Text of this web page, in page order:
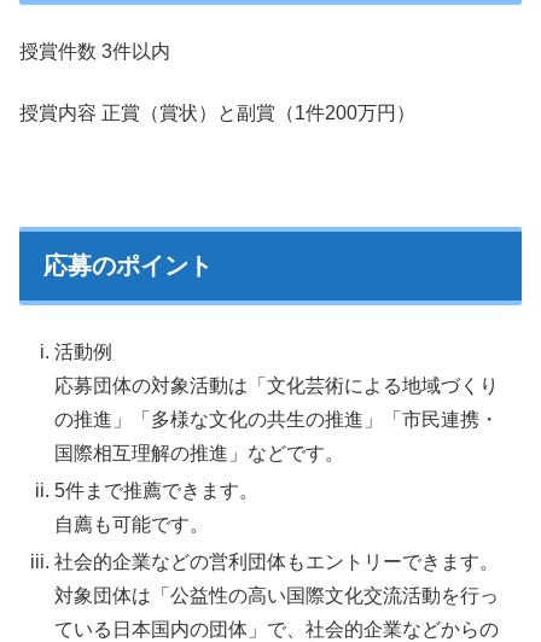
授賞件数 3件以内
授賞内容 正賞（賞状）と副賞（1件200万円）
応募のポイント
活動例
応募団体の対象活動は「文化芸術による地域づくり
の推進」「多様な文化の共生の推進」「市民連携・
国際相互理解の推進」などです。
5件まで推薦できます。
自薦も可能です。
社会的企業などの営利団体もエントリーできます。
対象団体は「公益性の高い国際文化交流活動を行っ
ている日本国内の団体」で、社会的企業などからの